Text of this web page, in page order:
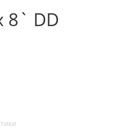
8` DD